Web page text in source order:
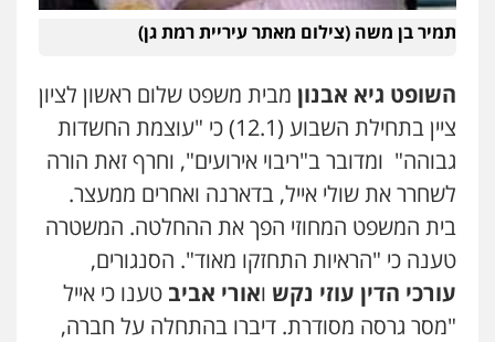
0546661544
עו"ד קובי בן שעיה
צווארון לבן צבאי
0524040052
עו"ד לימור רוט חזן
פלילי מעצרים צווארון לבן פשיעה חמורה
0523407232
תמיר בן משה (צילום מאתר עיריית רמת גן)
השופט גיא אבנון מבית משפט שלום ראשון לציון
ציין בתחילת השבוע (12.1) כי "עוצמת החשדות
גבוהה" ומדובר ב"ריבוי אירועים", וחרף זאת הורה
לשחרר את שולי אייל, בדארנה ואחרים ממעצר.
בית המשפט המחוזי הפך את ההחלטה. המשטרה
טענה כי "הראיות התחזקו מאוד". הסנגורים,
עורכי הדין עוזי נקש ואורי אביב טענו כי אייל
"מסר גרסה מסודרת. דיברו בהתחלה על חברה,